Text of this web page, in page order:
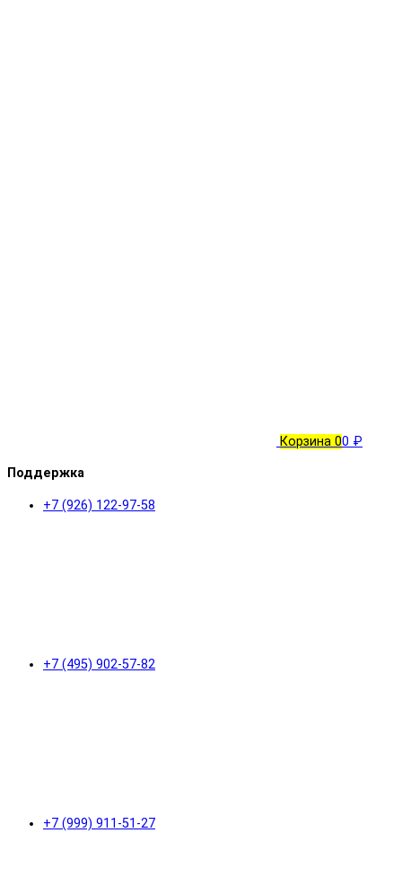
Корзина 00 ₽
Поддержка
+7 (926) 122-97-58
+7 (495) 902-57-82
+7 (999) 911-51-27